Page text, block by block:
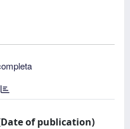
of publication)